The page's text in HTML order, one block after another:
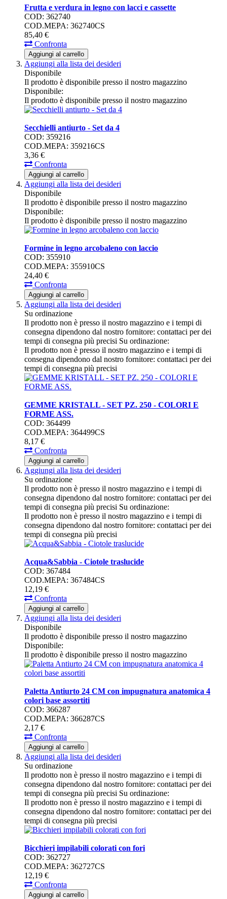
Frutta e verdura in legno con lacci e cassette
COD: 362740
COD.MEPA: 362740CS
85,40 €
Confronta
Aggiungi al carrello
Aggiungi alla lista dei desideri
Disponibile
Il prodotto è disponibile presso il nostro magazzino
Disponibile:
Il prodotto è disponibile presso il nostro magazzino
Secchielli antiurto - Set da 4
COD: 359216
COD.MEPA: 359216CS
3,36 €
Confronta
Aggiungi al carrello
Aggiungi alla lista dei desideri
Disponibile
Il prodotto è disponibile presso il nostro magazzino
Disponibile:
Il prodotto è disponibile presso il nostro magazzino
Formine in legno arcobaleno con laccio
COD: 355910
COD.MEPA: 355910CS
24,40 €
Confronta
Aggiungi al carrello
Aggiungi alla lista dei desideri
Su ordinazione
Il prodotto non è presso il nostro magazzino e i tempi di
consegna dipendono dal nostro fornitore: contattaci per dei
tempi di consegna più precisi Su ordinazione:
Il prodotto non è presso il nostro magazzino e i tempi di
consegna dipendono dal nostro fornitore: contattaci per dei
tempi di consegna più precisi
GEMME KRISTALL - SET PZ. 250 - COLORI E
FORME ASS.
COD: 364499
COD.MEPA: 364499CS
8,17 €
Confronta
Aggiungi al carrello
Aggiungi alla lista dei desideri
Su ordinazione
Il prodotto non è presso il nostro magazzino e i tempi di
consegna dipendono dal nostro fornitore: contattaci per dei
tempi di consegna più precisi Su ordinazione:
Il prodotto non è presso il nostro magazzino e i tempi di
consegna dipendono dal nostro fornitore: contattaci per dei
tempi di consegna più precisi
Acqua&Sabbia - Ciotole traslucide
COD: 367484
COD.MEPA: 367484CS
12,19 €
Confronta
Aggiungi al carrello
Aggiungi alla lista dei desideri
Disponibile
Il prodotto è disponibile presso il nostro magazzino
Disponibile:
Il prodotto è disponibile presso il nostro magazzino
Paletta Antiurto 24 CM con impugnatura anatomica 4
colori base assortiti
COD: 366287
COD.MEPA: 366287CS
2,17 €
Confronta
Aggiungi al carrello
Aggiungi alla lista dei desideri
Su ordinazione
Il prodotto non è presso il nostro magazzino e i tempi di
consegna dipendono dal nostro fornitore: contattaci per dei
tempi di consegna più precisi Su ordinazione:
Il prodotto non è presso il nostro magazzino e i tempi di
consegna dipendono dal nostro fornitore: contattaci per dei
tempi di consegna più precisi
Bicchieri impilabili colorati con fori
COD: 362727
COD.MEPA: 362727CS
12,19 €
Confronta
Aggiungi al carrello